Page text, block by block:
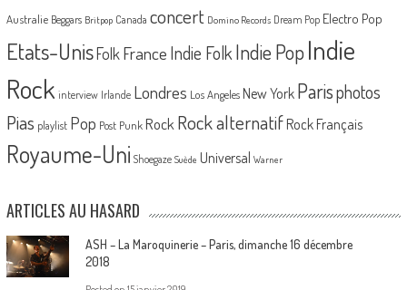
Australie Beggars Britpop Canada concert Domino Records Dream Pop Electro Pop
Etats-UnisFolk France Indie FolkIndie PopIndie
Rock interview Irlande Londres Los Angeles New York Parisphotos
Pias playlist Pop Post Punk Rock Rock alternatif Rock Français
Royaume-Uni Shoegaze Suède Universal Warner
ARTICLES AU HASARD
ASH – La Maroquinerie – Paris, dimanche 16 décembre
2018